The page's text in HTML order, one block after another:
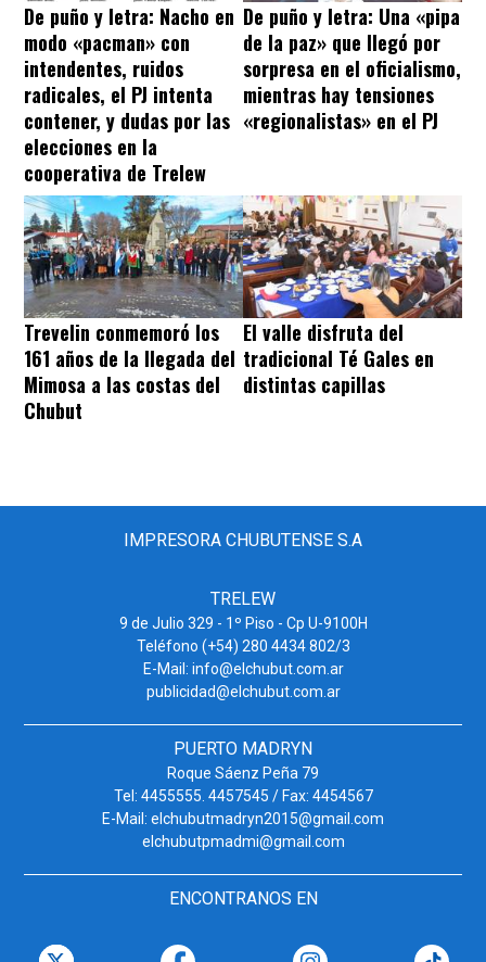
De puño y letra: Nacho en
modo «pacman» con
intendentes, ruidos
radicales, el PJ intenta
contener, y dudas por las
elecciones en la
cooperativa de Trelew
De puño y letra: Una «pipa
de la paz» que llegó por
sorpresa en el oficialismo,
mientras hay tensiones
«regionalistas» en el PJ
Trevelin conmemoró los
161 años de la llegada del
Mimosa a las costas del
Chubut
El valle disfruta del
tradicional Té Gales en
distintas capillas
IMPRESORA CHUBUTENSE S.A
TRELEW
9 de Julio 329 - 1º Piso - Cp U-9100H
Teléfono (+54) 280 4434 802/3
E-Mail: info@elchubut.com.ar
publicidad@elchubut.com.ar
PUERTO MADRYN
Roque Sáenz Peña 79
Tel: 4455555. 4457545 / Fax: 4454567
E-Mail: elchubutmadryn2015@gmail.com
elchubutpmadmi@gmail.com
ENCONTRANOS EN